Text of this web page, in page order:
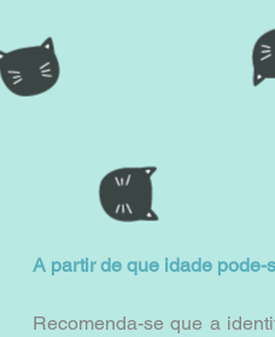
A partir de que idade
Recomenda-se que a